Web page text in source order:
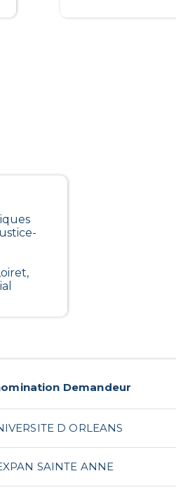
Demandeur
D ORLEANS
SAINTE ANNE